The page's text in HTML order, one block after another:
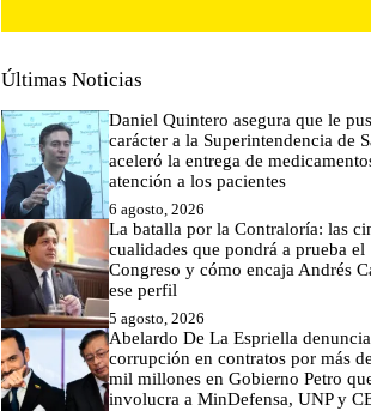
Últimas Noticias
Daniel Quintero asegura que le
carácter a la Superintendencia de
aceleró la entrega de
atención a los pacientes
6 agosto, 2026
La batalla por la Contraloría: las
cualidades que pondrá a prueba el
Congreso y cómo encaja Andrés
ese perfil
5 agosto, 2026
Abelardo De La Espriella denuncia
corrupción en contratos por más
mil millones en Gobierno Petro
involucra a MinDefensa, UNP y